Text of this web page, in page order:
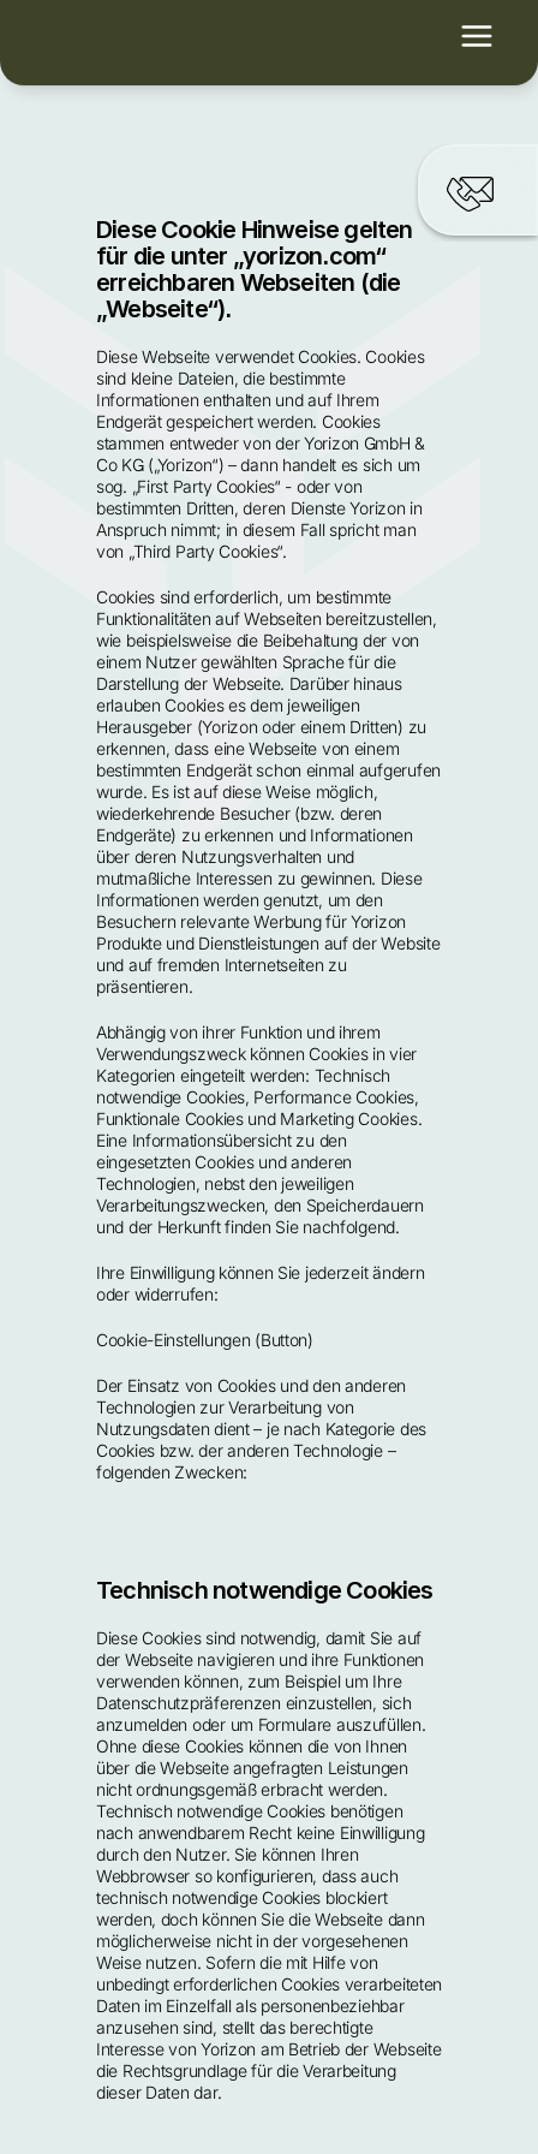
Diese Cookie Hinweise gelten
für die unter „yorizon.com“
erreichbaren Webseiten (die
„Webseite“).
Diese Webseite verwendet Cookies. Cookies
sind kleine Dateien, die bestimmte
Informationen enthalten und auf Ihrem
Endgerät gespeichert werden. Cookies
stammen entweder von der Yorizon GmbH &
Co KG („Yorizon“) – dann handelt es sich um
sog. „First Party Cookies“ - oder von
bestimmten Dritten, deren Dienste Yorizon in
Anspruch nimmt; in diesem Fall spricht man
von „Third Party Cookies“.
Cookies sind erforderlich, um bestimmte
Funktionalitäten auf Webseiten bereitzustellen,
wie beispielsweise die Beibehaltung der von
einem Nutzer gewählten Sprache für die
Darstellung der Webseite. Darüber hinaus
erlauben Cookies es dem jeweiligen
Herausgeber (Yorizon oder einem Dritten) zu
erkennen, dass eine Webseite von einem
bestimmten Endgerät schon einmal aufgerufen
wurde. Es ist auf diese Weise möglich,
wiederkehrende Besucher (bzw. deren
Endgeräte) zu erkennen und Informationen
über deren Nutzungsverhalten und
mutmaßliche Interessen zu gewinnen. Diese
Informationen werden genutzt, um den
Besuchern relevante Werbung für Yorizon
Produkte und Dienstleistungen auf der Website
und auf fremden Internetseiten zu
präsentieren.
Abhängig von ihrer Funktion und ihrem
Verwendungszweck können Cookies in vier
Kategorien eingeteilt werden: Technisch
notwendige Cookies, Performance Cookies,
Funktionale Cookies und Marketing Cookies.
Eine Informationsübersicht zu den
eingesetzten Cookies und anderen
Technologien, nebst den jeweiligen
Verarbeitungszwecken, den Speicherdauern
und der Herkunft finden Sie nachfolgend.
Ihre Einwilligung können Sie jederzeit ändern
oder widerrufen:
Cookie-Einstellungen (Button)
Der Einsatz von Cookies und den anderen
Technologien zur Verarbeitung von
Nutzungsdaten dient – je nach Kategorie des
Cookies bzw. der anderen Technologie –
folgenden Zwecken:
Technisch notwendige Cookies
Diese Cookies sind notwendig, damit Sie auf
der Webseite navigieren und ihre Funktionen
verwenden können, zum Beispiel um Ihre
Datenschutzpräferenzen einzustellen, sich
anzumelden oder um Formulare auszufüllen.
Ohne diese Cookies können die von Ihnen
über die Webseite angefragten Leistungen
nicht ordnungsgemäß erbracht werden.
Technisch notwendige Cookies benötigen
nach anwendbarem Recht keine Einwilligung
durch den Nutzer. Sie können Ihren
Webbrowser so konfigurieren, dass auch
technisch notwendige Cookies blockiert
werden, doch können Sie die Webseite dann
möglicherweise nicht in der vorgesehenen
Weise nutzen. Sofern die mit Hilfe von
unbedingt erforderlichen Cookies verarbeiteten
Daten im Einzelfall als personenbeziehbar
anzusehen sind, stellt das berechtigte
Interesse von Yorizon am Betrieb der Webseite
die Rechtsgrundlage für die Verarbeitung
dieser Daten dar.